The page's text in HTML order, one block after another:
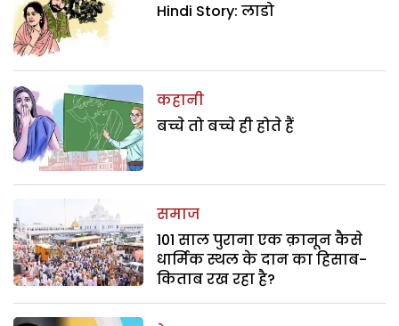
Hindi Story: लाडो
कहानी
बच्चे तो बच्चे ही होते हैं
समाज
101 साल पुराना एक क़ानून कैसे
धार्मिक स्थल के दान का हिसाब-
किताब रख रहा है?